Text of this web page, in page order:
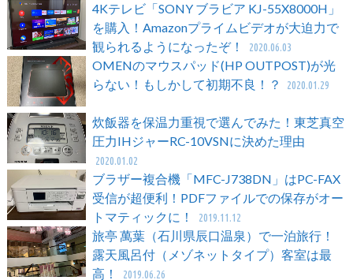
4Kテレビ「SONY ブラビア KJ-55X8000H」
を購入！Amazonプライムビデオが大迫力で
観られるようになったぞ！
2020.06.03
OMENのマウスパッド(HP OUTPOST)が光
らない！もしかして初期不良！？
2020.01.29
炊飯器を保温力重視で選んでみた！東芝真空
圧力IHジャーRC-10VSNに決めた理由
2020.01.02
ブラザー複合機「MFC-J738DN」はPC-FAX
受信が超便利！PDFファイルでの保存がオー
トマティックに！
2019.11.12
旅亭 萬葉（石川県辰口温泉）で一泊旅行！
露天風呂付（メゾネットタイプ）客室は最
高！
2019.06.26